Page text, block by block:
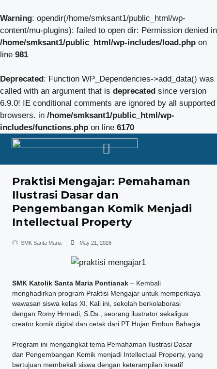
Warning: opendir(/home/smksant1/public_html/wp-
content/mu-plugins): failed to open dir: Permission denied in
/home/smksant1/public_html/wp-includes/load.php on
line 981
Deprecated: Function WP_Dependencies->add_data() was
called with an argument that is deprecated since version
6.9.0! IE conditional comments are ignored by all supported
browsers. in /home/smksant1/public_html/wp-
includes/functions.php on line 6170
Praktisi Mengajar: Pemahaman
Ilustrasi Dasar dan
Pengembangan Komik Menjadi
Intellectual Property
SMK Santa Maria May 21, 2026
SMK Katolik Santa Maria Pontianak – Kembali
menghadirkan program Praktisi Mengajar untuk memperkaya
wawasan siswa kelas XI. Kali ini, sekolah berkolaborasi
dengan Romy Hrrnadi, S.Ds., seorang ilustrator sekaligus
creator komik digital dan cetak dari PT Hujan Embun Bahagia.
Program ini mengangkat tema Pemahaman Ilustrasi Dasar
dan Pengembangan Komik menjadi Intellectual Property, yang
bertujuan membekali siswa dengan keterampilan kreatif